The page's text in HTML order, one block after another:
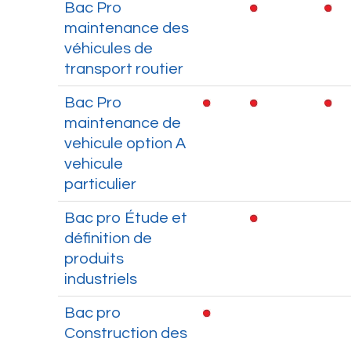
Bac Pro
maintenance des
véhicules de
transport routier
Bac Pro
maintenance de
vehicule option A
vehicule
particulier
Bac pro Étude et
définition de
produits
industriels
Bac pro
Construction des